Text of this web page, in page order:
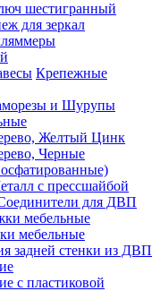
шестигранный
для зеркал
Крепежные
и Шурупы
Желтый Цинк
Черные
с прессшайбой
для ДВП
мебельные
мебельные
задней стенки из ДВП
с пластиковой